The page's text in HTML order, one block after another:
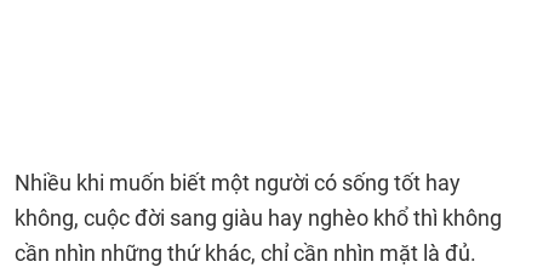
Nhiều khi muốn biết một người có sống tốt hay
không, cuộc đời sang giàu hay nghèo khổ thì không
cần nhìn những thứ khác, chỉ cần nhìn mặt là đủ.